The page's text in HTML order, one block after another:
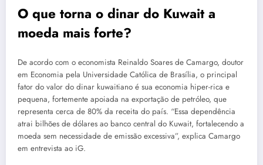
O que torna o dinar do Kuwait a
moeda mais forte?
De acordo com o economista Reinaldo Soares de Camargo, doutor
em Economia pela Universidade Católica de Brasília, o principal
fator do valor do dinar kuwaitiano é sua economia hiper-rica e
pequena, fortemente apoiada na exportação de petróleo, que
representa cerca de 80% da receita do país.
Essa dependência
atrai bilhões de dólares ao banco central do Kuwait, fortalecendo a
moeda sem necessidade de emissão excessiva , explica Camargo
em entrevista ao iG.